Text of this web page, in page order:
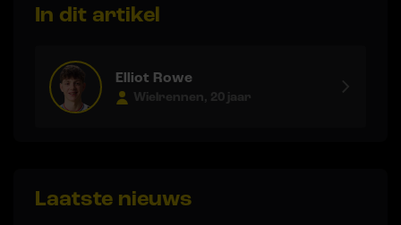
In dit artikel
Elliot Rowe
Wielrennen, 20 jaar
Laatste nieuws